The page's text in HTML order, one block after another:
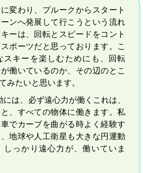
変わり、プルークからスタート
ンへ発展して行こうという流れ
ーは、回転とスピードをコント
ポーツだと思っております。こ
スキーを楽しむためにも、回転
働いているのか、その辺のとこ
みたいと思います。
は、必ず遠心力が働くこれは、
、すべての物体に働きます。私
でカーブを曲がる時よく経験す
地球や人工衛星も大きな円運動
しっかり遠心力が、働いていま